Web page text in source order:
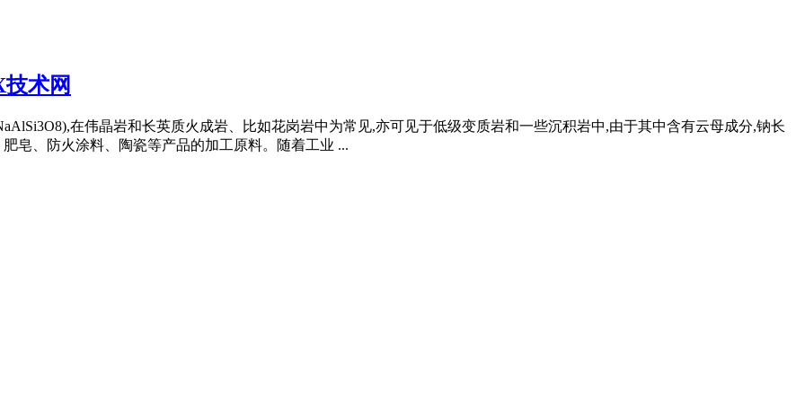
术网
在伟晶岩和长英质火成岩、比如花岗岩中为常见,亦可见于低级变质岩和一些沉积岩中,由于其中含有云母成分,钠长
皂、防火涂料、陶瓷等产品的加工原料。随着工业 ...